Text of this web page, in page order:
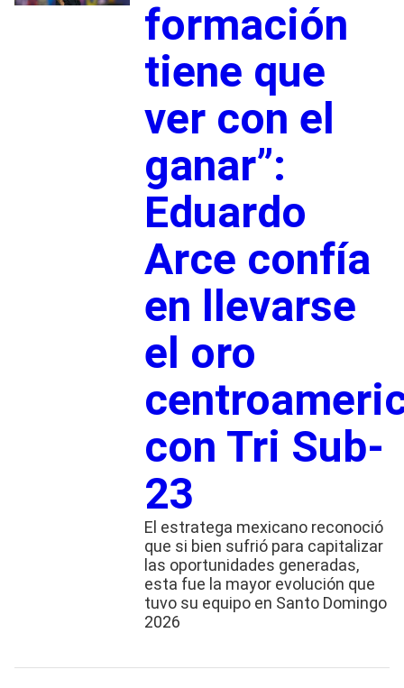
formación
tiene que
ver con el
ganar”:
Eduardo
Arce confía
en llevarse
el oro
con Tri Sub-
23
El estratega mexicano reconoció
que si bien sufrió para capitalizar
las oportunidades generadas,
esta fue la mayor evolución que
tuvo su equipo en Santo Domingo
2026